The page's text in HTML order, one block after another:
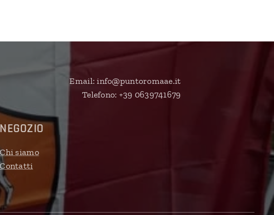
Email: info@puntoromaae.it
Telefono: +39 0639741679
NEGOZIO
Chi siamo
Contatti